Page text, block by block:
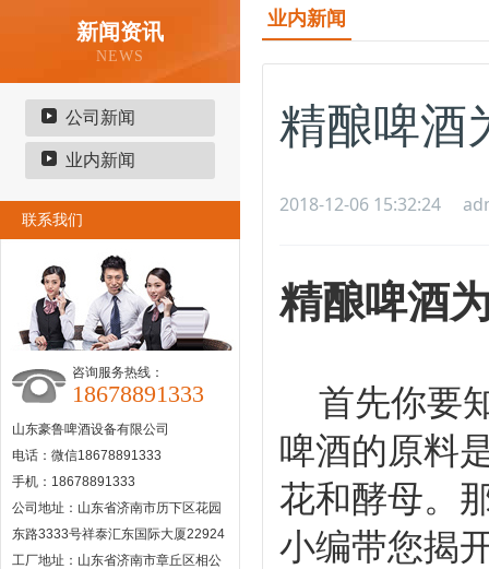
新闻资讯
NEWS
公司新闻
业内新闻
联系我们
咨询服务热线：
18678891333
山东豪鲁啤酒设备有限公司
电话：微信18678891333
手机：18678891333
公司地址：山东省济南市历下区花园
东路3333号祥泰汇东国际大厦22924
工厂地址：山东省济南市章丘区相公
业内新闻
精酿啤酒
2018-12-06 15:32:24
精酿啤酒
首先你要
啤酒的原料
花和酵母。
小编带您揭